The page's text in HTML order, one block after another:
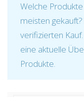
Welche
meisten
verifizierten
eine aktuelle
Produkte.